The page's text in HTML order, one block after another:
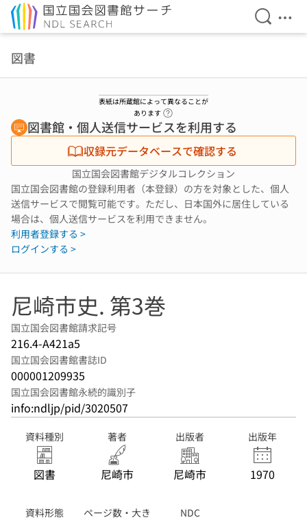
検索を
メ
図書
表紙は所蔵館によって異なることが
あります
図書館・個人送信サービスを利用する
収録元データベースで確認する
国立国会図書館デジタルコレクション
国立国会図書館の登録利用者（本登録）の方を対象とした、個人
送信サービスで閲覧可能です。ただし、日本国外に居住している
場合は、個人送信サービスを利用できません。
利用者登録する >
ログインする >
尼崎市史. 第3巻
国立国会図書館請求記号
216.4-A421a5
国立国会図書館書誌ID
000001209935
国立国会図書館永続的識別子
info:ndljp/pid/3020507
資料種別
図書
著者
尼崎市
出版者
尼崎市
出版年
1970
資料形態
ページ数・大き
NDC